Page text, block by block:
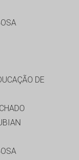
DE